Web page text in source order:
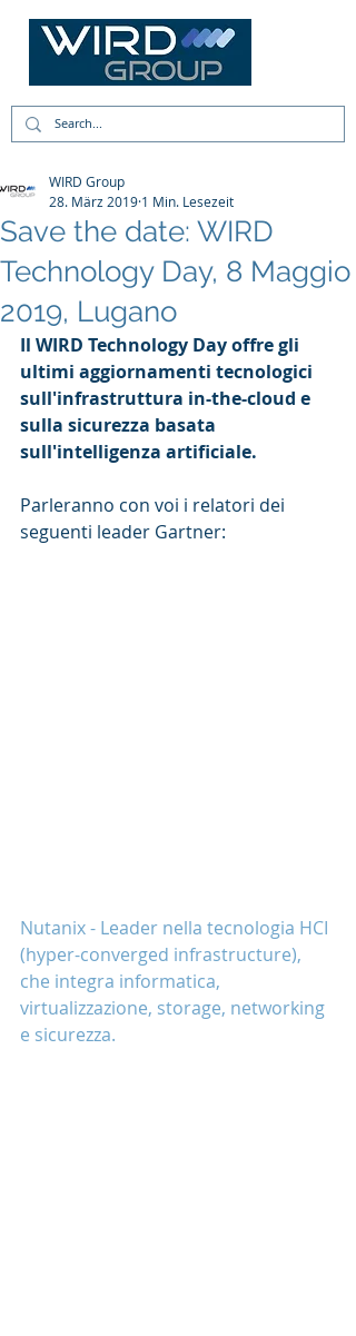
Save the date: WIRD
Technology Day, 8 Maggio
2019, Lugano
WIRD Group
28. März 2019 1 Min. Lesezeit
Il WIRD Technology Day offre gli
ultimi aggiornamenti tecnologici
sull'infrastruttura in-the-cloud e
sulla sicurezza basata
sull'intelligenza artificiale.
Parleranno con voi i relatori dei
seguenti leader Gartner:
Nutanix - Leader nella tecnologia HCI
(hyper-converged infrastructure),
che integra informatica,
virtualizzazione, storage, networking
e sicurezza.